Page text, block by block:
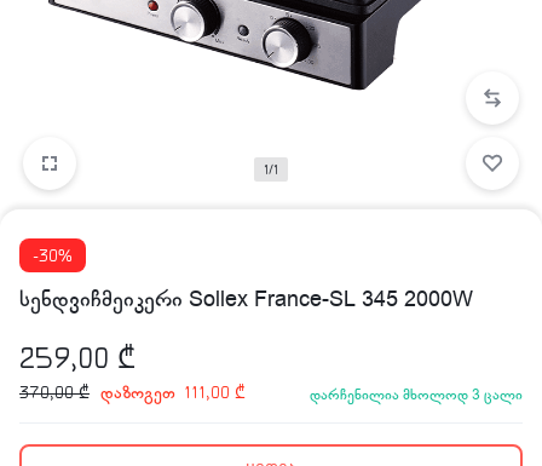
1/1
-30%
სენდვიჩმეიკერი Sollex France-SL 345 2000W
259,00 ₾
370,00₾ დაზოგეთ 111,00 ₾ დარჩენილია მხოლოდ 3 ცალი